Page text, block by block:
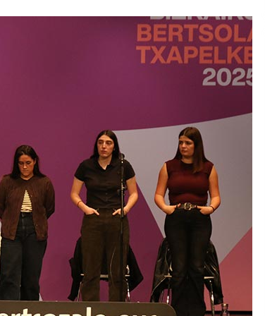
Larunbatean Plentziako Itsas
Martxa ospatuko da
SOINUGELA: Paul McCartney eta
Ringo Starr-en lan berriak
2026/07/03